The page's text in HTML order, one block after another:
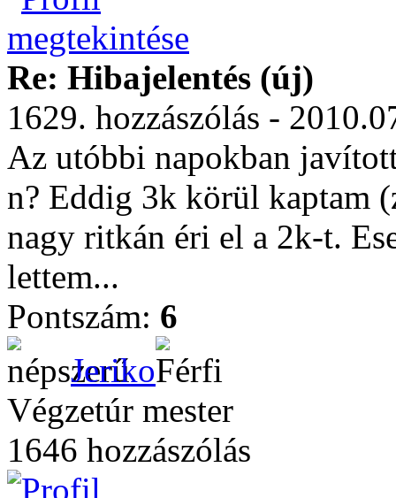
Re: Hibajelentés (új)
1629. hozzászólás -
Az utóbbi napokban
n? Eddig 3k körül kaptam
nagy ritkán éri el a 2k-t.
lettem...
Pontszám: 6
Jeriko
Végzetúr mester
1646 hozzászólás